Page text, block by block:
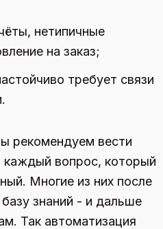
нетипичные
на заказ;
требует связи
рекомендуем вести
каждый вопрос, который
Многие из них после
знаний - и дальше
Так автоматизация